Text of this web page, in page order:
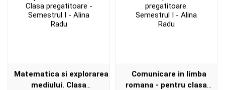
Matematica si explorarea
mediului. Clasa
Comunicare in limba
romana - pentru clasa